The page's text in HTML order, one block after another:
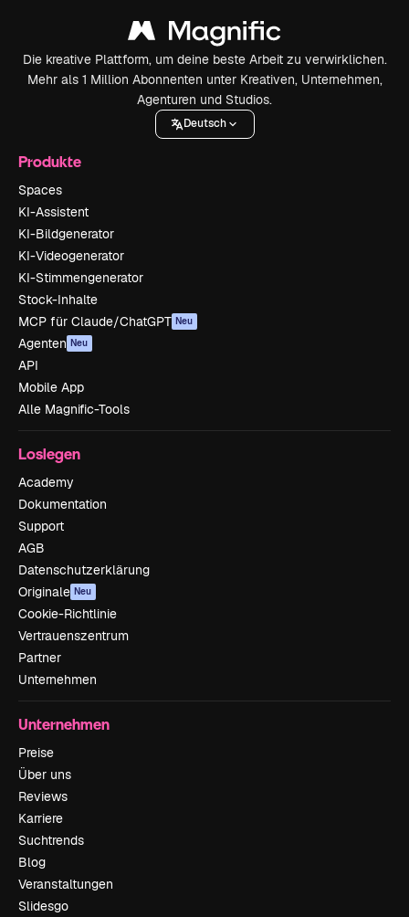
Die kreative Plattform, um deine beste Arbeit zu verwirklichen.
Mehr als 1 Million Abonnenten unter Kreativen, Unternehmen,
Agenturen und Studios.
Deutsch
Produkte
Spaces
KI-Assistent
KI-Bildgenerator
KI-Videogenerator
KI-Stimmengenerator
Stock-Inhalte
MCP für Claude/ChatGPT Neu
Agenten Neu
API
Mobile App
Alle Magnific-Tools
Loslegen
Academy
Dokumentation
Support
AGB
Datenschutzerklärung
Originale Neu
Cookie-Richtlinie
Vertrauenszentrum
Partner
Unternehmen
Unternehmen
Preise
Über uns
Reviews
Karriere
Suchtrends
Blog
Veranstaltungen
Slidesgo